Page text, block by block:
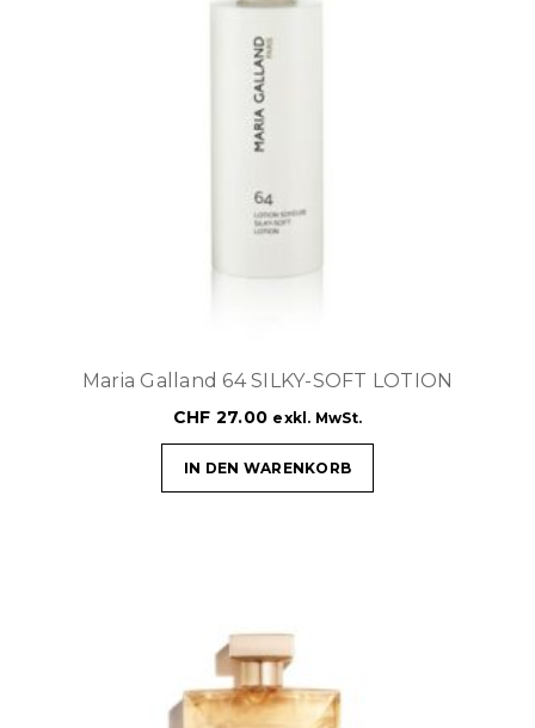
Maria Galland 64 SILKY-SOFT LOTION
CHF 27.00 exkl. MwSt.
IN DEN WARENKORB